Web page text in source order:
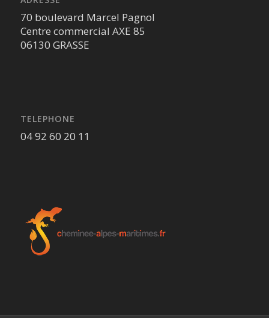
70 boulevard Marcel Pagnol
Centre commercial AXE 85
06130 GRASSE
TELEPHONE
04 92 60 20 11